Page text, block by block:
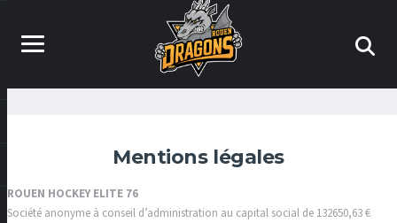
Mentions légales
ROUEN HOCKEY ELITE 76
Société anonyme à conseil d’administration au capital social de 132650,63 €